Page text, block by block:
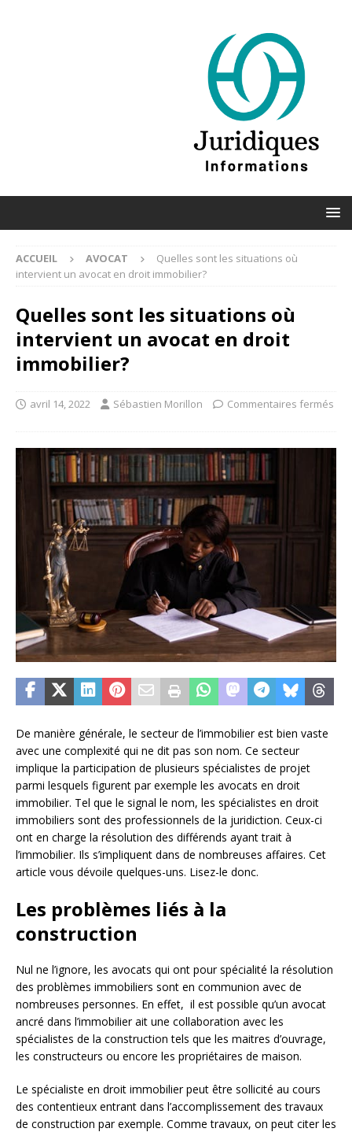
ACCUEIL AVOCAT
Quelles sont les situations où
intervient un avocat en droit immobilier?
Quelles sont les situations où
intervient un avocat en droit
immobilier?
avril 14, 2022 Sébastien Morillon Commentaires fermés
De manière générale, le secteur de l’immobilier est bien vaste
avec une complexité qui ne dit pas son nom. Ce secteur
implique la participation de plusieurs spécialistes de projet
parmi lesquels figurent par exemple les avocats en droit
immobilier. Tel que le signal le nom, les spécialistes en droit
immobiliers sont des professionnels de la juridiction. Ceux-ci
ont en charge la résolution des différends ayant trait à
l’immobilier. Ils s’impliquent dans de nombreuses affaires. Cet
article vous dévoile quelques-uns. Lisez-le donc.
Les problèmes liés à la
construction
Nul ne l’ignore, les avocats qui ont pour spécialité la résolution
des problèmes immobiliers sont en communion avec de
nombreuses personnes. En effet, il est possible qu’un avocat
ancré dans l’immobilier ait une collaboration avec les
spécialistes de la construction tels que les maitres d’ouvrage,
les constructeurs ou encore les propriétaires de maison.
Le spécialiste en droit immobilier peut être sollicité au cours
des contentieux entrant dans l’accomplissement des travaux
de construction par exemple. Comme travaux, on peut citer les